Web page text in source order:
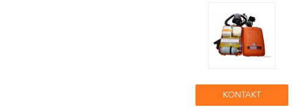
KONTAKT